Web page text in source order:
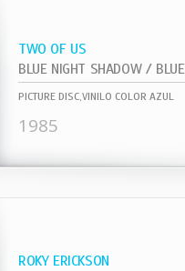
TWO OF US
BLUE NIGHT SHADOW /
PICTURE DISC,VINILO COLOR AZUL
1985
ROKY ERICKSON